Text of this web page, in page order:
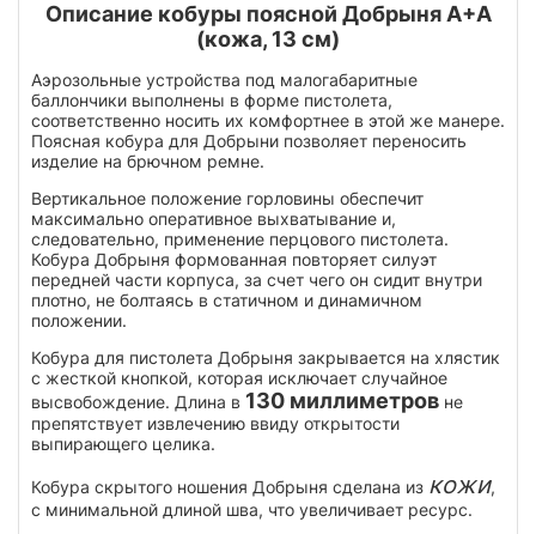
Описание кобуры поясной Добрыня A+A
(кожа, 13 см)
Аэрозольные устройства под малогабаритные
баллончики выполнены в форме пистолета,
соответственно носить их комфортнее в этой же манере.
Поясная кобура для Добрыни позволяет переносить
изделие на брючном ремне.
Вертикальное положение горловины обеспечит
максимально оперативное выхватывание и,
следовательно, применение перцового пистолета.
Кобура Добрыня формованная повторяет силуэт
передней части корпуса, за счет чего он сидит внутри
плотно, не болтаясь в статичном и динамичном
положении.
Кобура для пистолета Добрыня закрывается на хлястик
с жесткой кнопкой, которая исключает случайное
высвобождение. Длина в 130 миллиметров не
препятствует извлечению ввиду открытости
выпирающего целика.
Кобура скрытого ношения Добрыня сделана из кожи,
с минимальной длиной шва, что увеличивает ресурс.